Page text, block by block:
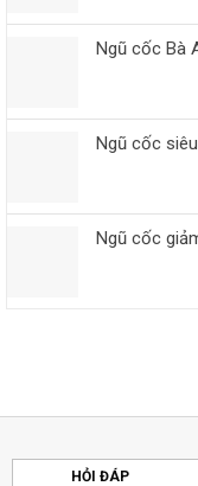
Ngũ cốc Bà
Ngũ cốc
Ngũ cốc
HỎI ĐÁP